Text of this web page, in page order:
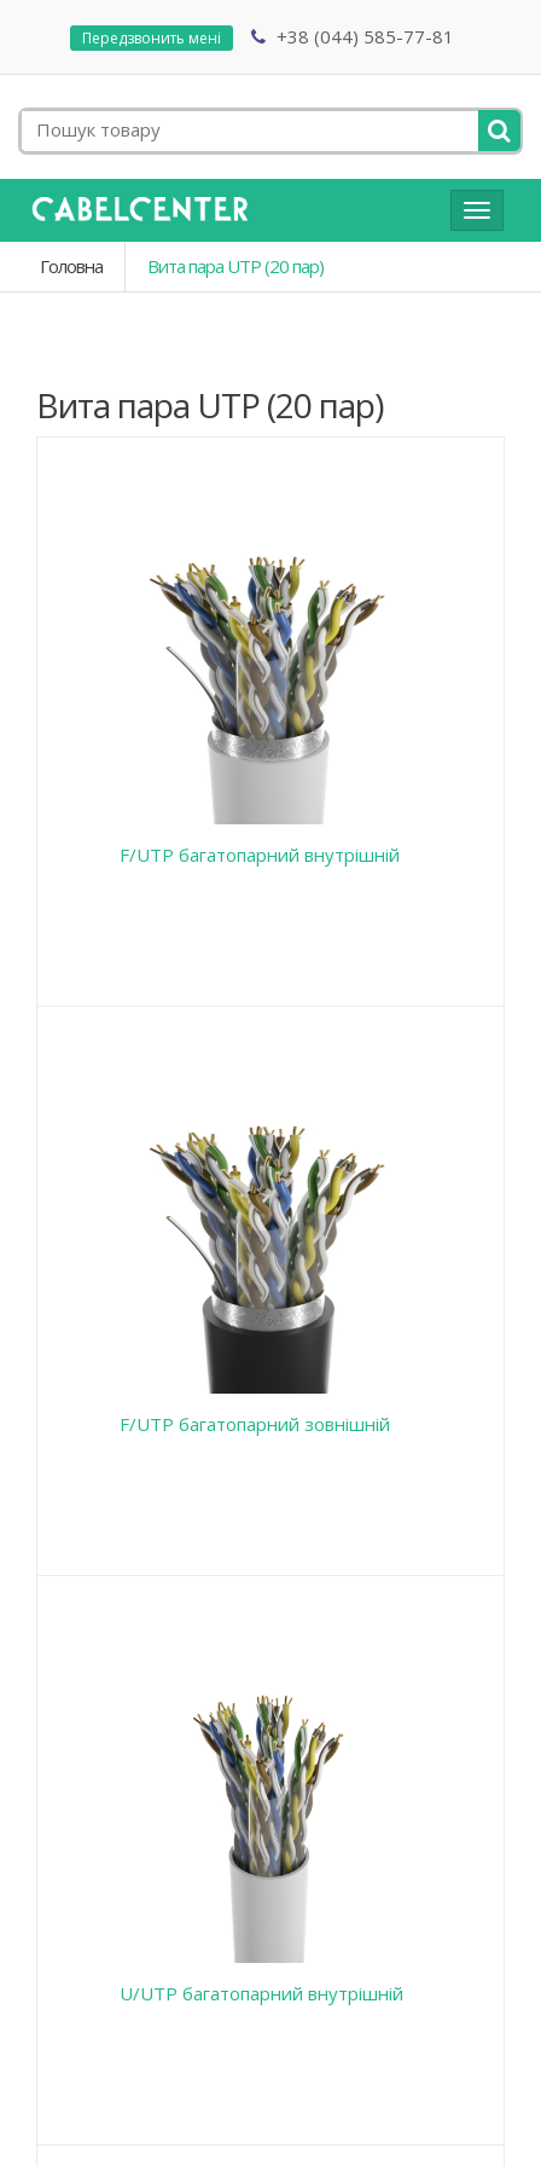
Передзвонить мені +38 (044) 585-77-81
Toggle
Головна
Вита пара UTP (20 пар)
Вита пара UTP (20 пар)
F/UTP багатопарний внутрішній
F/UTP багатопарний зовнішній
U/UTP багатопарний внутрішній